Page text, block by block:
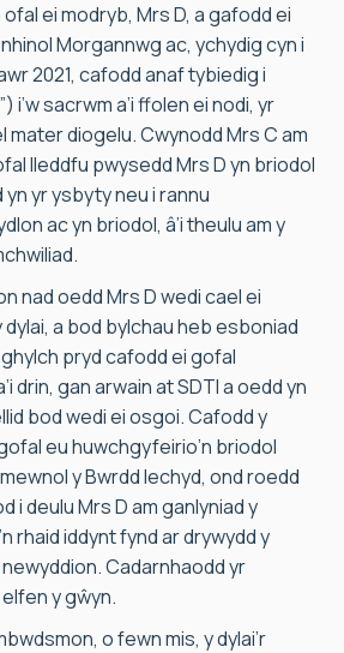
ei modryb, Mrs D, a gafodd ei
Morgannwg ac, ychydig cyn i
2021, cafodd anaf tybiedig i
i’w sacrwm a’i ffolen ei nodi, yr
mater diogelu. Cwynodd Mrs C am
lleddfu pwysedd Mrs D yn briodol
yr ysbyty neu i rannu
ac yn briodol, â’i theulu am y
nad oedd Mrs D wedi cael ei
dylai, a bod bylchau heb esboniad
pryd cafodd ei gofal
drin, gan arwain at SDTI a oedd yn
bod wedi ei osgoi. Cafodd y
eu huwchgyfeirio’n briodol
y Bwrdd Iechyd, ond roedd
i deulu Mrs D am ganlyniad y
rhaid iddynt fynd ar drywydd y
Cadarnhaodd yr
y gŵyn.
o fewn mis, y dylai’r